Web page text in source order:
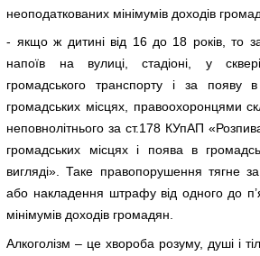
неоподаткованих мінімумів доходів
- якщо ж дитині від 16 до 18 років, то
напоїв на вулиці, стадіоні, у
громадського транспорту і за появу
громадських місцях, правоохоронцями
неповнолітнього за ст.178 КУпАП
громадських місцях і поява в
вигляді». Таке правопорушення тягне
або накладення штрафу від одного до
мінімумів доходів громадян.
Алкоголізм – це хвороба розуму, душі і